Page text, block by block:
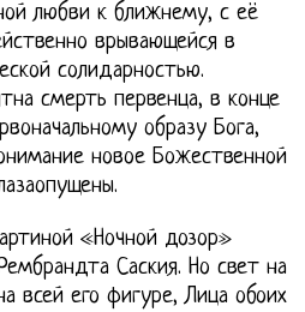
любви к ближнему, с её
врывающейся в
солидарностью.
смерть первенца, в конце
образу Бога,
новое Божественной
«Ночной дозор»
Саския. Но свет на
всей его фигуре, Лица обоих